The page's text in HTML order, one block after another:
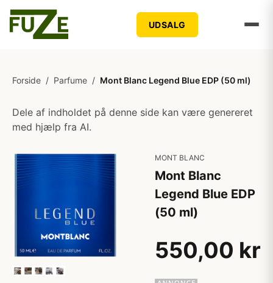
UDSALG
Forside / Parfume / Mont Blanc Legend Blue EDP (50 ml)
Dele af indholdet på denne side kan være genereret
med hjælp fra AI.
MONT BLANC
Mont Blanc
Legend Blue EDP
(50 ml)
550,00 kr